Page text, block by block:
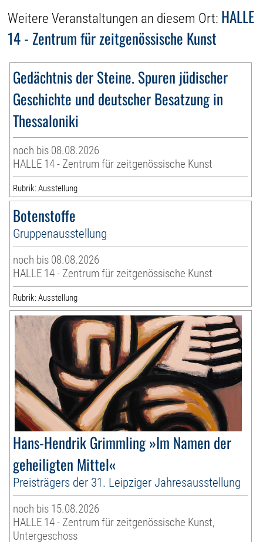
Weitere Veranstaltungen an diesem Ort: HALLE
14 - Zentrum für zeitgenössische Kunst
Gedächtnis der Steine. Spuren jüdischer
Geschichte und deutscher Besatzung in
Thessaloniki
noch bis 08.08.2026
HALLE 14 - Zentrum für zeitgenössische Kunst
Rubrik: Ausstellung
Botenstoffe
Gruppenausstellung
noch bis 08.08.2026
HALLE 14 - Zentrum für zeitgenössische Kunst
Rubrik: Ausstellung
Hans-Hendrik Grimmling »Im Namen der
geheiligten Mittel«
Preisträgers der 31. Leipziger Jahresausstellung
noch bis 15.08.2026
HALLE 14 - Zentrum für zeitgenössische Kunst,
Untergeschoss